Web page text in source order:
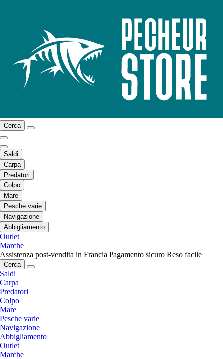
Cerca
Saldi
Carpa
Predatori
Colpo
Mare
Pesche varie
Navigazione
Abbigliamento
Outlet
Marche
Assistenza post-vendita in Francia Pagamento sicuro Reso facile
Cerca
Saldi
Carpa
Predatori
Colpo
Mare
Pesche varie
Navigazione
Abbigliamento
Outlet
Marche